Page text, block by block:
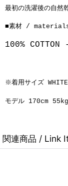
最初の洗濯後の自然
■素材 /
100% COTTON
※着用サイズ
モデル 170cm 55kg
関連商品 / Link